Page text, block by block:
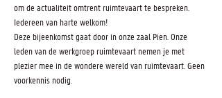
om de actualiteit omtrent ruimtevaart te bespreken.
Iedereen van harte welkom!
Deze bijeenkomst gaat door in onze zaal Pien. Onze
leden van de werkgroep ruimtevaart nemen je met
plezier mee in de wondere wereld van ruimtevaart. Geen
voorkennis nodig.